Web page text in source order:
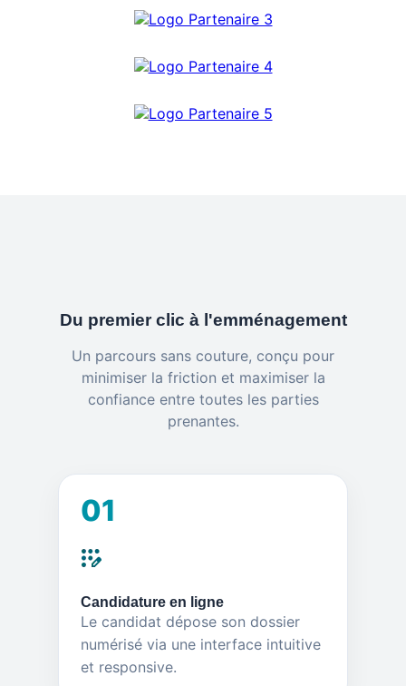
Du premier clic à l'emménagement
Un parcours sans couture, conçu pour
minimiser la friction et maximiser la
confiance entre toutes les parties
prenantes.
01
Candidature en ligne
Le candidat dépose son dossier
numérisé via une interface intuitive
et responsive.